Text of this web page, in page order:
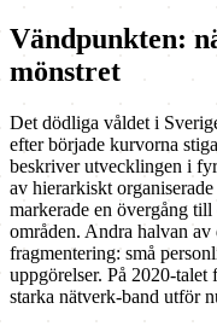
Vändpunkten:
mönstret
Det dödliga våldet i
efter började kurvorna
beskriver utvecklingen i
av hierarkiskt
markerade en övergång till
områden. Andra halvan av
fragmentering: små
uppgörelser. På 2020-
starka nätverk-band utför